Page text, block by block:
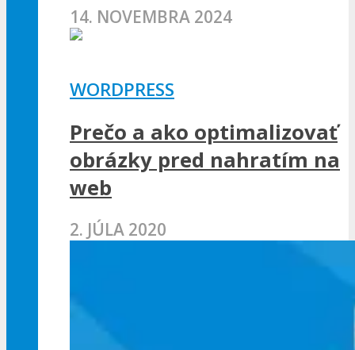
14. NOVEMBRA 2024
WORDPRESS
Prečo a ako optimalizovať
obrázky pred nahratím na
web
2. JÚLA 2020